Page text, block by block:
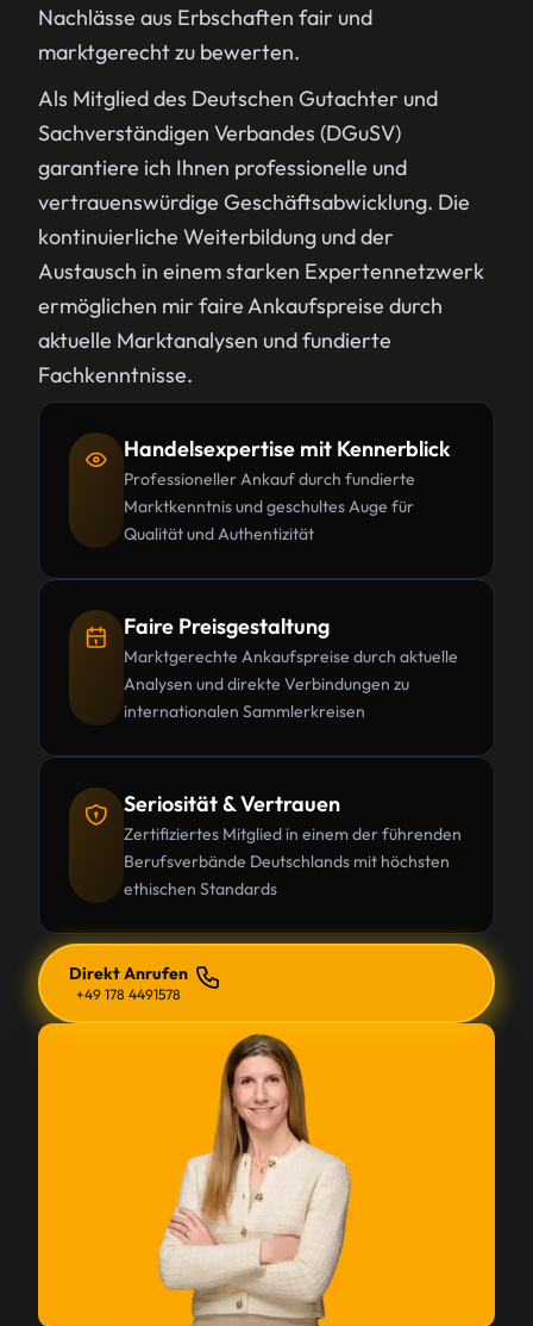
Nachlässe aus Erbschaften fair und
marktgerecht zu bewerten.
Als Mitglied des Deutschen Gutachter und
Sachverständigen Verbandes (DGuSV)
garantiere ich Ihnen professionelle und
vertrauenswürdige Geschäftsabwicklung. Die
kontinuierliche Weiterbildung und der
Austausch in einem starken Expertennetzwerk
ermöglichen mir faire Ankaufspreise durch
aktuelle Marktanalysen und fundierte
Fachkenntnisse.
Handelsexpertise mit Kennerblick
Professioneller Ankauf durch fundierte
Marktkenntnis und geschultes Auge für
Qualität und Authentizität
Faire Preisgestaltung
Marktgerechte Ankaufspreise durch aktuelle
Analysen und direkte Verbindungen zu
internationalen Sammlerkreisen
Seriosität & Vertrauen
Zertifiziertes Mitglied in einem der führenden
Berufsverbände Deutschlands mit höchsten
ethischen Standards
Direkt Anrufen
+49 178 4491578